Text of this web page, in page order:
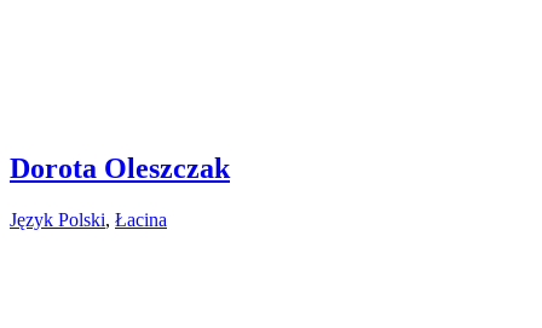
Dorota Oleszczak
Język Polski, Łacina